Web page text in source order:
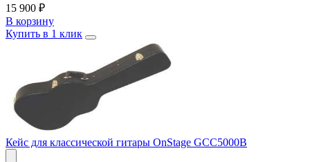
15 900 ₽
В корзину
Купить в 1 клик
Кейс для классической гитары OnStage GCC5000B